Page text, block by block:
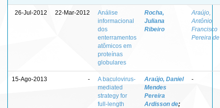
26-Jul-2012 22-Mar-2012
Análise
informacional
dos
enterramentos
atômicos em
proteínas
globulares
Rocha,
Juliana
Ribeiro
Araújo,
Antônio
Francisco
Pereira de
15-Ago-2013 -
A baculovirus-
mediated
strategy for
full-length
Araújo, Daniel
Mendes
Pereira
Ardisson de;
-